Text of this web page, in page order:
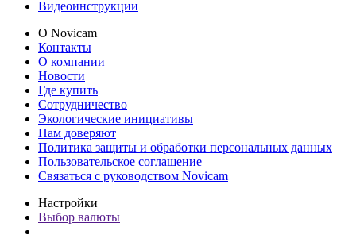
Видеоинструкции
О Novicam
Контакты
О компании
Новости
Где купить
Сотрудничество
Экологические инициативы
Нам доверяют
Политика защиты и обработки персональных данных
Пользовательское соглашение
Связаться с руководством Novicam
Настройки
Выбор валюты